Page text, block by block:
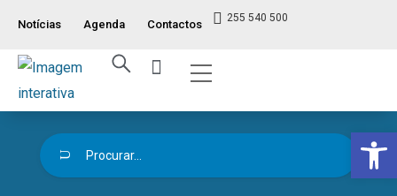
Notícias Agenda Contactos 255 540 500